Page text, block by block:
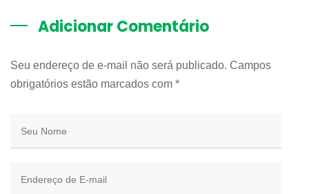
Adicionar Comentário
Seu endereço de e-mail não será publicado. Campos
obrigatórios estão marcados com *